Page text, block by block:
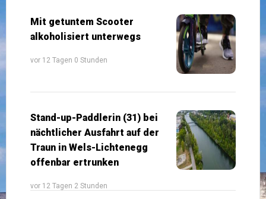
Mit getuntem Scooter
alkoholisiert unterwegs
vor 12 Tagen 0 Stunden
Stand-up-Paddlerin (31) bei
nächtlicher Ausfahrt auf der
Traun in Wels-Lichtenegg
offenbar ertrunken
vor 12 Tagen 2 Stunden